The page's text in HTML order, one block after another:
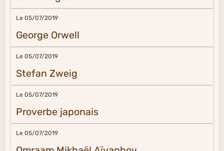
Le 05/07/2019
George Orwell
Le 05/07/2019
Stefan Zweig
Le 05/07/2019
Proverbe japonais
Le 05/07/2019